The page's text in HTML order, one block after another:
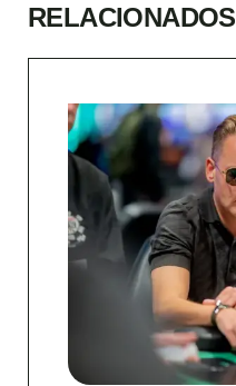
RELACIONADOS